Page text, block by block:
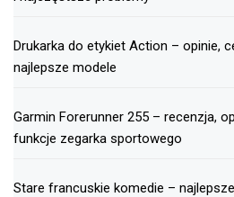
Drukarka do etykiet Action – opinie,
najlepsze modele
Garmin Forerunner 255 – recenzja,
funkcje zegarka sportowego
Stare francuskie komedie –